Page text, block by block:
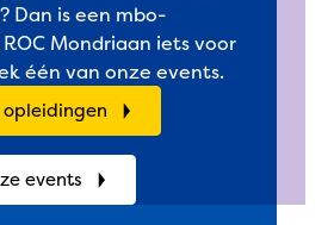
Dan is een mbo-
Mondriaan iets voor
één van onze events.
events